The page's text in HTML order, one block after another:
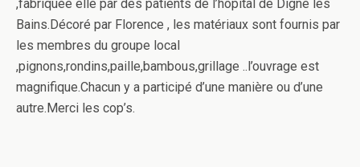
,fabriquée elle par des patients de l’hôpital de Digne les
Bains.Décoré par Florence , les matériaux sont fournis par
les membres du groupe local
,pignons,rondins,paille,bambous,grillage ..l’ouvrage est
magnifique.Chacun y a participé d’une manière ou d’une
autre.Merci les cop’s.